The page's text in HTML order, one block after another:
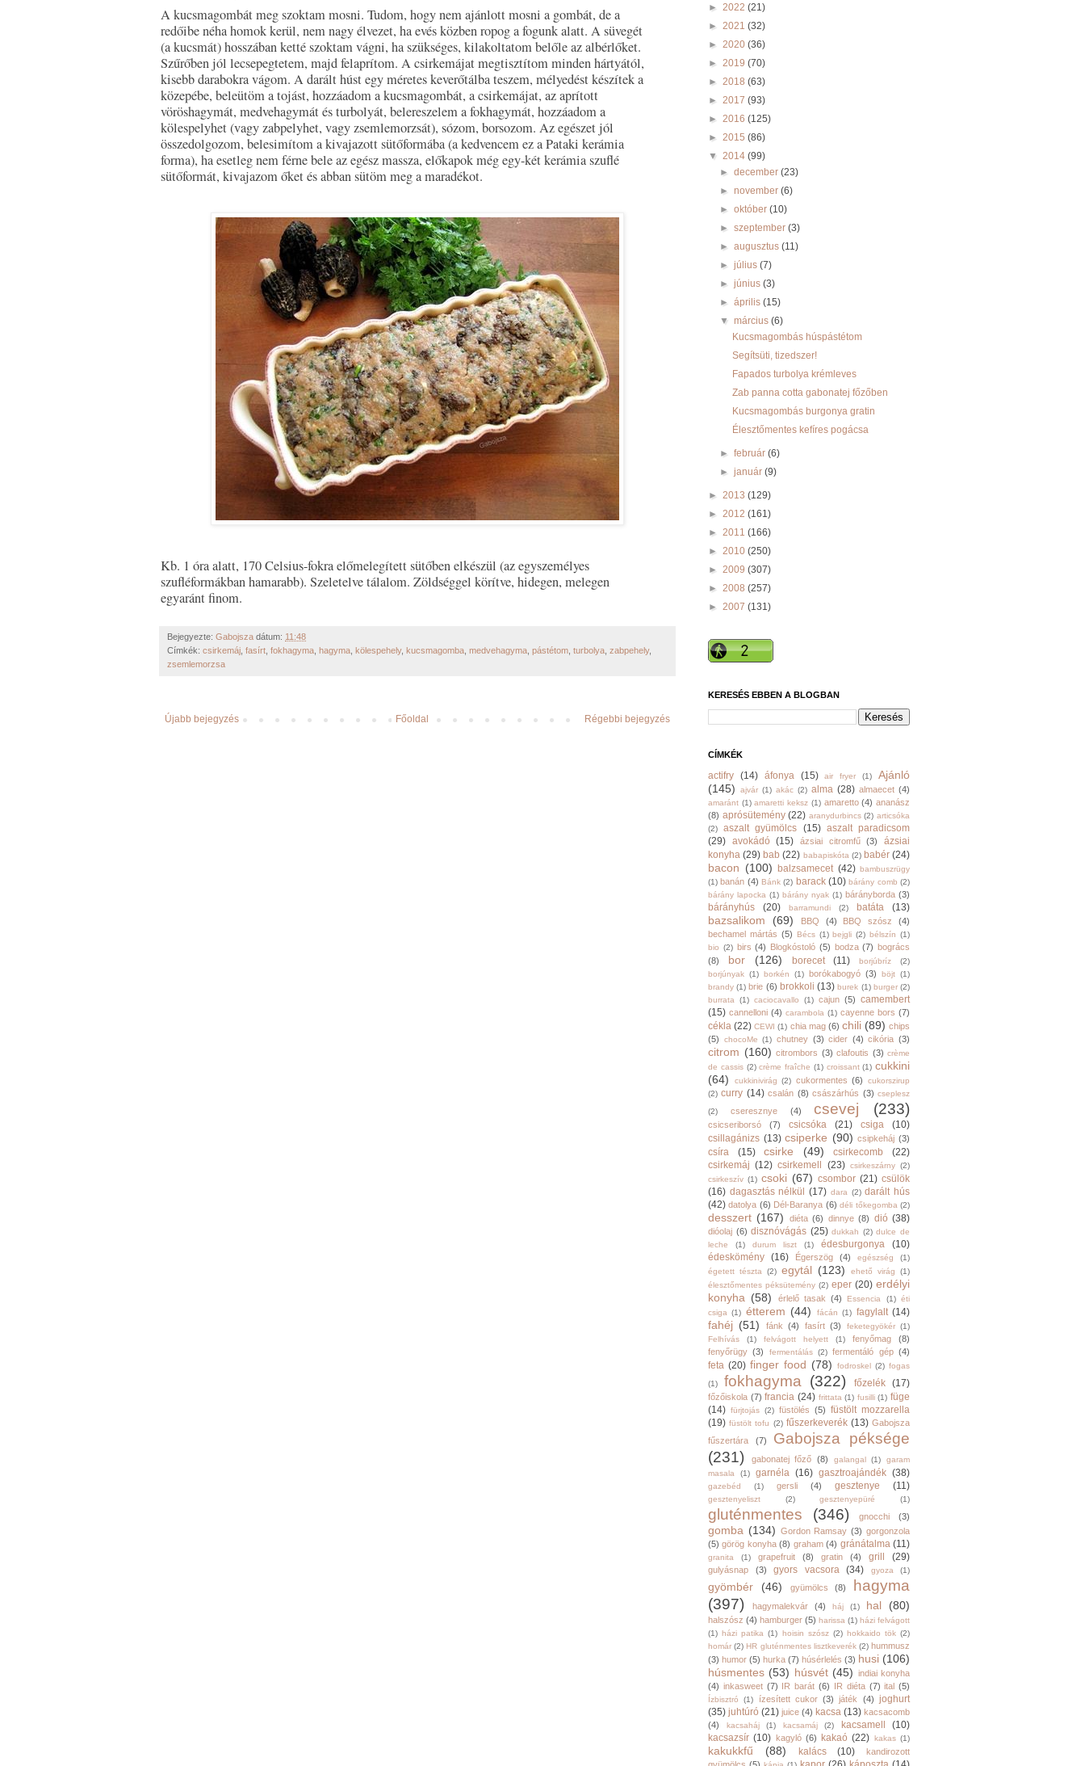
A kucsmagombát meg szoktam mosni. Tudom, hogy nem ajánlott mosni a gombát, de a
redőibe néha homok kerül, nem nagy élvezet, ha evés közben ropog a fogunk alatt. A süvegét
(a kucsmát) hosszában ketté szoktam vágni, ha szükséges, kilakoltatom belőle az albérlőket.
Szűrőben jól lecsepegtetem, majd felaprítom. A csirkemájat megtisztítom minden hártyától,
kisebb darabokra vágom. A darált húst egy méretes keverőtálba teszem, mélyedést készítek a
közepébe, beleütöm a tojást, hozzáadom a kucsmagombát, a csirkemájat, az aprított
vöröshagymát, medvehagymát és turbolyát, belereszelem a fokhagymát, hozzáadom a
kölespelyhet (vagy zabpelyhet, vagy zsemlemorzsát), sózom, borsozom. Az egészet jól
összedolgozom, belesimítom a kivajazott sütőformába (a kedvencem ez a Pataki kerámia
forma), ha esetleg nem férne bele az egész massza, előkapok még egy-két kerámia szuflé
sütőformát, kivajazom őket és abban sütöm meg a maradékot.
Kb. 1 óra alatt, 170 Celsius-fokra előmelegített sütőben elkészül (az egyszemélyes
szufléformákban hamarabb). Szeletelve tálalom. Zöldséggel körítve, hidegen, melegen
egyaránt finom.
Bejegyezte: Gabojsza dátum: 11:48
Címkék: csirkemáj fasírt fokhagyma hagyma kölespehely, kucsmagomba medvehagyma pástétom turbolya zabpehely,
zsemlemorzsa
Újabb bejegyzés Régebbi bejegyzés
Főoldal
► 2022 (21)
► 2021 (32)
► 2020 (36)
► 2019 (70)
► 2018 (63)
► 2017 (93)
► 2016 (125)
► 2015 (86)
▼ 2014 (99)
►december(23)
►november(6)
►október(10)
►szeptember(3)
►augusztus(11)
►július(7)
►június(3)
►április(15)
▼március(6)
Kucsmagombás húspástétom
Segítsüti, tizedszer!
Fapados turbolya krémleves
Zab panna cotta gabonatej főzőben
Kucsmagombás burgonya gratin
Élesztőmentes kefíres pogácsa
►február(6)
►január(9)
► 2013 (129)
► 2012 (161)
► 2011 (166)
► 2010 (250)
► 2009 (307)
► 2008 (257)
► 2007 (131)
KERESÉS EBBEN A BLOGBAN
CÍMKÉK
actifry (14) áfonya (15) air fryer (1)
Ajánló
(145)
ajvár (1) akác (2) alma (28) almaecet (4)
amaránt (1) amaretti keksz (1) amaretto (4) ananász
(8) aprósütemény (22) aranydurbincs (2) articsóka
(2)
aszalt gyümölcs (15) aszalt paradicsom
(29) avokádó (15) ázsiai citromfű (3)
ázsiai
konyha (29) bab (22) babapiskóta (2) babér (24)
bacon (100) balzsamecet (42) bambuszrügy
(1) banán (4) Bánk (2) barack (10) bárány comb (2)
bárány lapocka (1) bárány nyak (1) bárányborda (3)
bárányhús (20) barramundi (2) batáta (13)
bazsalikom (69) BBQ (4) BBQ szósz
(4)
bechamel mártás (5) Bécs (1) bejgli (2) bélszín (1)
bio (2) birs (4) Blogkóstoló (5) bodza (7) bogrács
(8)
bor (126) borecet (11) borjúbríz
(2)
borjúnyak (1) borkén (1) borókabogyó (3) böjt (1)
brandy (1) brie (6) brokkoli (13) burek (1) burger (2)
burrata
(1) caciocavallo (1) cajun (5) camembert
(15) cannelloni (4) carambola (1) cayenne bors (7)
cékla (22) CEWI (1) chia mag (6) chili (89) chips
(5)
chocoMe (1) chutney (3) cider (4) cikória (3)
citrom (160) citrombors (3) clafoutis (3) crème
de cassis (2) crème fraîche (1) croissant (1) cukkini
(64)
cukkinivirág (2) cukormentes (6)
cukorszirup
(2) curry (14) csalán (8) császárhús (3) cseplesz
(2)
cseresznye (4) csevej (233)
csicseriborsó (7) csicsóka (21) csiga
(10)
csillagánizs (13) csiperke (90) csipkeháj (3)
csíra (15) csirke (49) csirkecomb
(22)
csirkemáj (12) csirkemell (23) csirkeszárny (2)
csirkeszív (1) csoki (67) csombor (21) csülök
(16) dagasztás nélkül (17) dara (2) darált hús
(42) datolya (6) Dél-Baranya (6) déli tőkegomba (2)
desszert (167) diéta (6) dinnye (8) dió (38)
dióolaj (6) disznóvágás (25) dukkah (2) dulce de
leche
(1) durum liszt (1) édesburgonya
(10)
édeskömény (16) Égerszög (4) egészség
(1)
égetett tészta
(2) egytál (123) ehető virág
(1)
élesztőmentes péksütemény (2) eper (20) erdélyi
konyha (58) érlelő tasak (4) Essencia (1) éti
csiga (1) étterem (44) fácán (1) fagylalt (14)
fahéj (51) fánk (4) fasírt (3) feketegyökér (1)
Felhívás
(1) felvágott helyett (1) fenyőmag
(8)
fenyőrügy (3) fermentálás (2) fermentáló gép (4)
feta (20) finger food (78) fodroskel (2) fogas
(1)
fokhagyma (322) főzelék (17)
főzőiskola (7) francia (24) frittata (1) fusilli (1) füge
(14) fürjtojás (2) füstölés (5) füstölt mozzarella
(19) füstölt tofu (2) fűszerkeverék (13) Gabojsza
fűszertára
(7)
Gabojsza péksége
(231)
gabonatej főző (8) galangal (1)
garam
masala
(1) garnéla (16) gasztroajándék (38)
gazebéd (1) gersli (4) gesztenye (11)
gesztenyeliszt (2) gesztenyepüré (1)
gluténmentes (346) gnocchi (3)
gomba (134) Gordon Ramsay (3) gorgonzola
(5) görög konyha (8) graham (4) gránátalma (11)
granita (1) grapefruit (8) gratin (4) grill (29)
gulyásnap (3) gyors vacsora (34) gyoza (1)
gyömbér (46) gyümölcs (8)
hagyma
(397)
hagymalekvár (4) háj (1) hal (80)
halszósz (4) hamburger (5) harissa (1) házi felvágott
(1) házi patika (1) hoisin szósz (2) hokkaido tök (2)
homár (2) HR gluténmentes lisztkeverék (2) hummusz
(3) humor (5) hurka (7) húsérlelés (3) husi (106)
húsmentes (53) húsvét (45) indiai konyha
(4) inkasweet (7) IR barát (6) IR diéta (7) ital (5)
Ízbisztró (1) ízesített cukor (3) játék (4) joghurt
(35) juhtúró (21) juice (4) kacsa (13) kacsacomb
(4)
kacsaháj (1) kacsamáj (2) kacsamell
(10)
kacsazsír (10) kagyló (6) kakaó (22) kakas (1)
kakukkfű (88) kalács (10)
kandirozott